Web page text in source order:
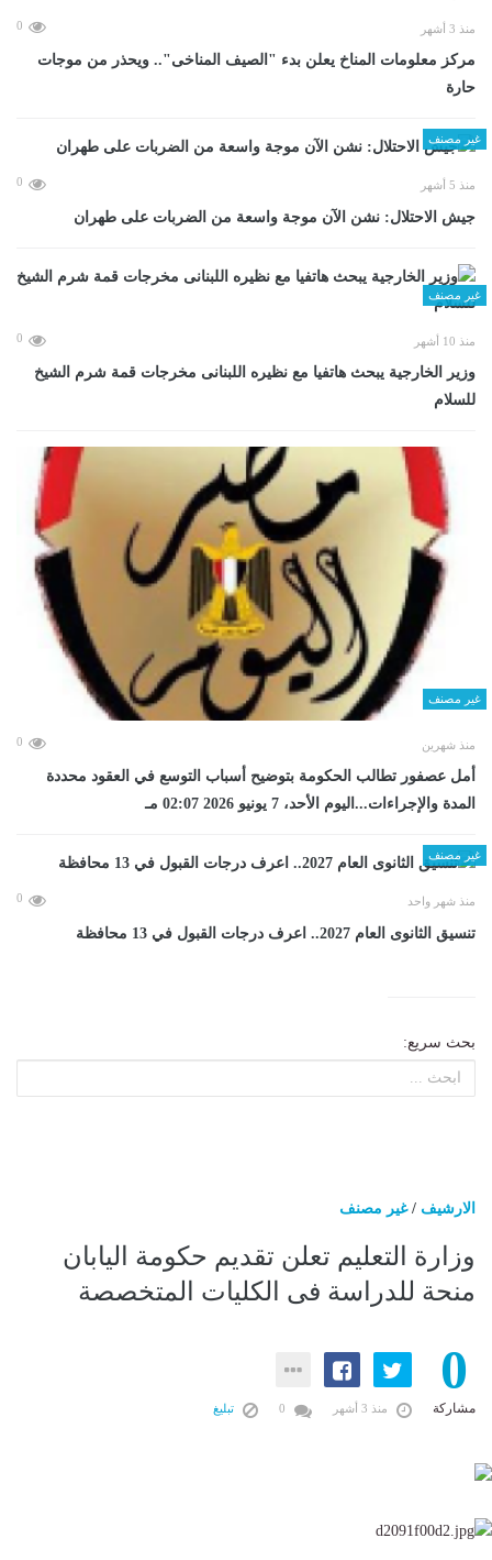
منذ 3 أشهر 0
مركز معلومات المناخ يعلن بدء "الصيف المناخى".. ويحذر من موجات
حارة
غير مصنف
منذ 5 أشهر 0
جيش الاحتلال: نشن الآن موجة واسعة من الضربات على طهران
غير مصنف
منذ 10 أشهر 0
وزير الخارجية يبحث هاتفيا مع نظيره اللبنانى مخرجات قمة شرم الشيخ
للسلام
غير مصنف
منذ شهرين 0
أمل عصفور تطالب الحكومة بتوضيح أسباب التوسع في العقود محددة
المدة والإجراءات...اليوم الأحد، 7 يونيو 2026 02:07 مـ
غير مصنف
منذ شهر واحد 0
تنسيق الثانوى العام 2027.. اعرف درجات القبول في 13 محافظة
بحث سريع:
الارشيف /غير مصنف
وزارة التعليم تعلن تقديم حكومة اليابان
منحة للدراسة فى الكليات المتخصصة
0
مشاركة منذ 3 أشهر تبليغ